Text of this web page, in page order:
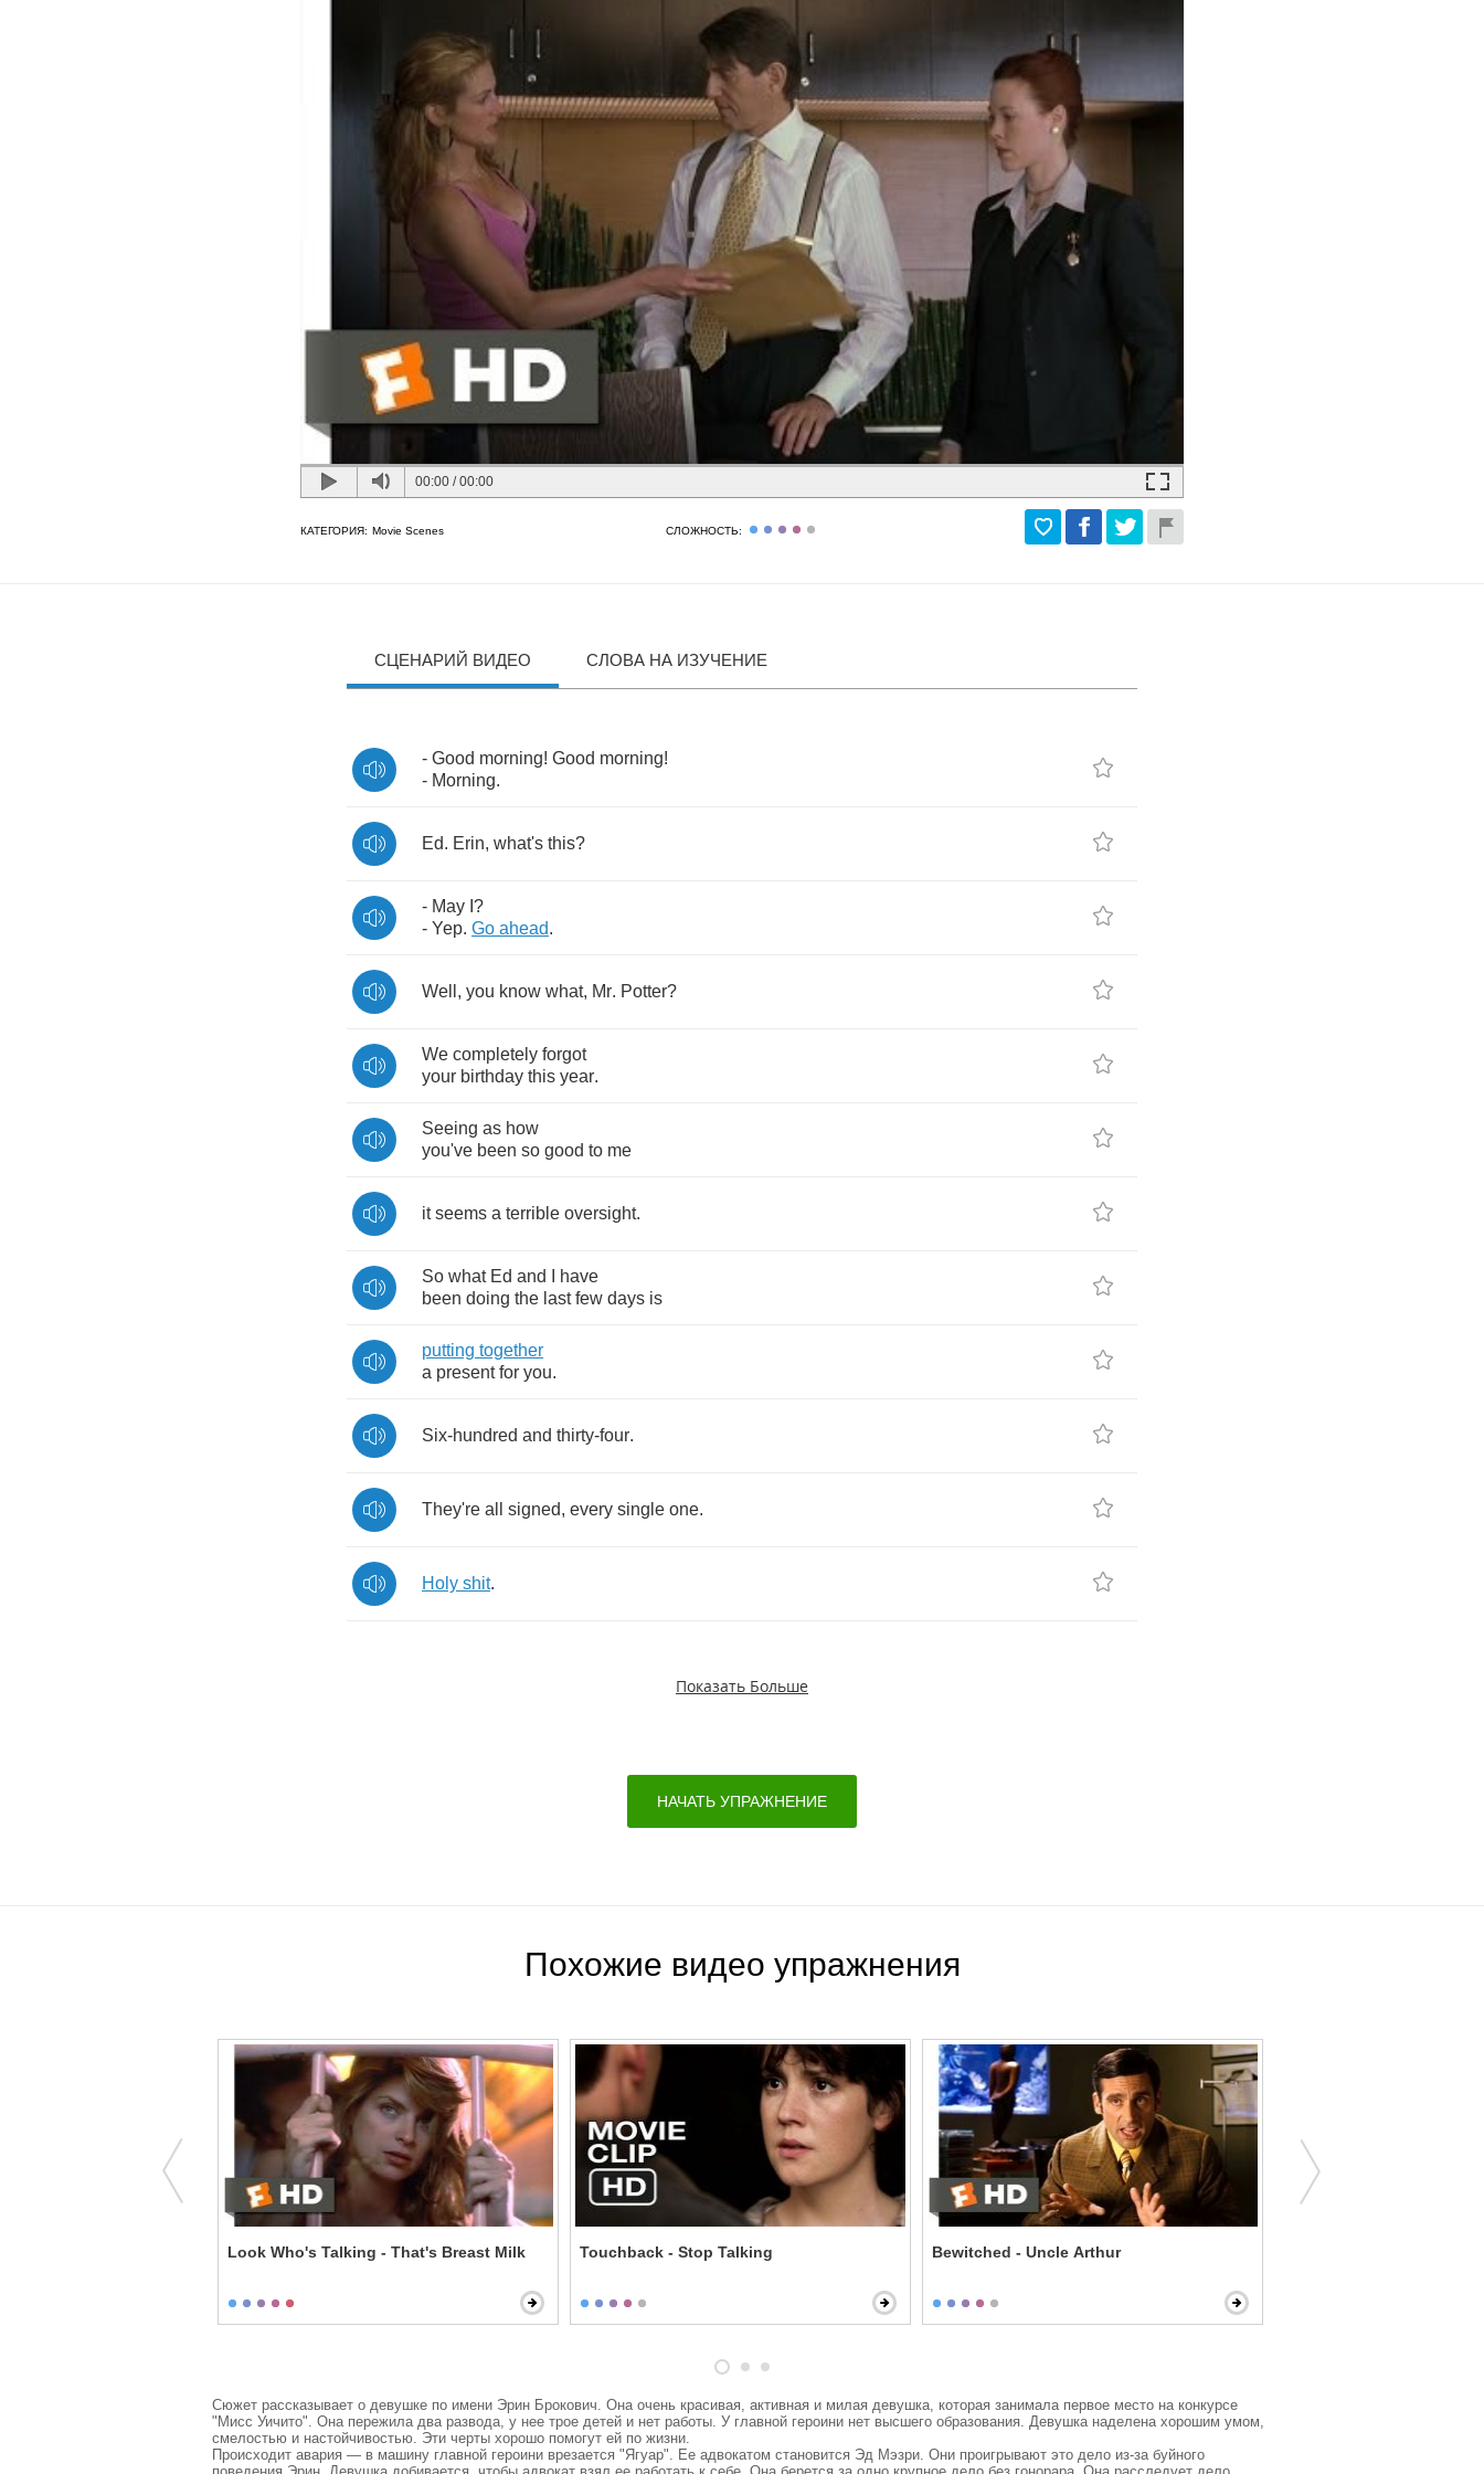
00:00 /00:00
КАТЕГОРИЯ: Movie Scenes СЛОЖНОСТЬ:
СЦЕНАРИЙ ВИДЕО СЛОВА НА ИЗУЧЕНИЕ
- Good morning! Good morning!
- Morning.
Ed. Erin, what's this?
- May ?
- Yep. Go ahead.
Well , you know what, Mr. Potter?
We completely forgot
your birthday this year.
Seeing as how
you've been so good to me
it seems a terrible oversight.
So what Ed and
have
been doing the last few days is
putting together
a present for you.
Six-hundred and thirty-four.
They're all signed, every single one.
Holy shit.
Показать Больше
НАЧАТЬ УПРАЖНЕНИЕ
Похожие видео упражнения
Look Who's Talking - That's Breast Milk Touchback - Stop Talking Bewitched - Uncle Arthur
Сюжет рассказывает о девушке по имени Эрин Брокович. Она очень красивая, активная и милая девушка, которая занимала первое место на конкурсе
"Мисс Уичито". Она пережила два развода, у нее трое детей и нет работы. У главной героини нет высшего образования. Девушка наделена хорошим умом,
смелостью и настойчивостью. Эти черты хорошо помогут ей по жизни.
Происходит авария — в машину главной героини врезается "Ягуар". Ее адвокатом становится Эд Мэзри. Они проигрывают это дело из-за буйного